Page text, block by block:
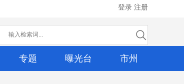
登录 注册
专题 曝光台 市州